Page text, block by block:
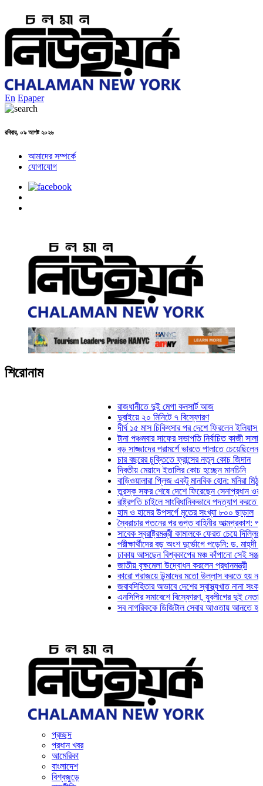
En Epaper
রবিবার, ০৯ আগষ্ট ২০২৬
আমাদের সম্পর্কে
যোগাযোগ
শিরোনাম
রাজধানীতে দুই মেগা কনসার্ট আজ
দুবাইয়ে ২০ মিনিটে ৭ বিস্ফোরণ
দীর্ঘ ১৫ মাস চিকিৎসার পর দেশে ফিরলেন ইলিয়াস কাঞ্চন
টানা পঞ্চমবার সাফের সভাপতি নির্বাচিত কাজী সালাহউদ্দিন
বড় সাজ্জাদের পরামর্শে ভারতে পালাতে চেয়েছিলেন ডেভিড
চার বছরের চুক্তিতে ফ্রান্সের নতুন কোচ জিদান
দ্বিতীয় মেয়াদে ইতালির কোচ হচ্ছেন মানচিনি
বাড়িওয়ালারা প্লিজ একটু মানবিক হোন: মনিরা মিঠু
তুরস্ক সফর শেষে দেশে ফিরেছেন সেনাপ্রধান ওয়াকার-
রাষ্ট্রপতি চাইলে সাংবিধানিকভাবে পদত্যাগ করতে পারেন:
হাম ও হামের উপসর্গে মৃতের সংখ্যা ৮০০ ছাড়াল
স্বৈরাচার পতনের পর গুপ্ত বাহিনীর আত্মপ্রকাশ:
সাবেক স্বরাষ্ট্রমন্ত্রী কামালকে ফেরত চেয়ে দিল্লিকে চিঠি
পরীক্ষার্থীদের বড় অংশ দুর্ভোগে পড়েনি: ড. মাহ্‌দী আমিন
ঢাকায় আসছেন বিশ্বকাপের মঞ্চ কাঁপানো সেই সঞ্জয় দেব
জাতীয় বৃক্ষমেলা উদ্বোধন করলেন প্রধানমন্ত্রী
কারো পরাজয়ে উন্মাদের মতো উল্লাস করতে হয় না: চঞ্চল
জবাবদিহিতার অভাবে দেশের স্বাস্থ্যখাত নানা সংকটে
এনসিপির সমাবেশে বিস্ফোরণ, যুবলীগের দুই নেতাকর্মী
সব নাগরিককে ডিজিটাল সেবার আওতায় আনতে হবে:
প্রচ্ছদ
প্রধান খবর
আমেরিকা
বাংলাদেশ
বিশ্বজুড়ে